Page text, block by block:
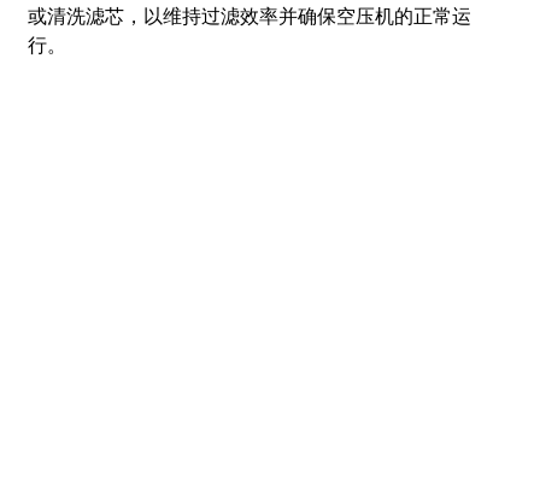
或清洗滤芯，以维持过滤效率并确保空压机的正常运
行。